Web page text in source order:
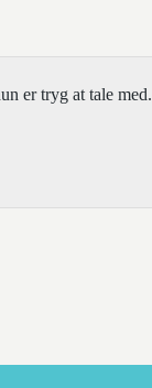
er tryg at tale med.